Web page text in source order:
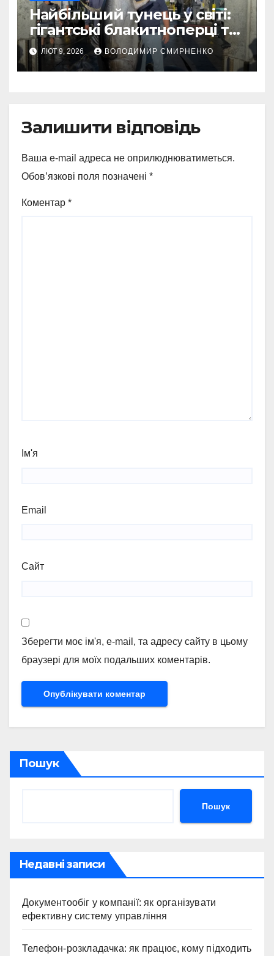
Найбільший тунець у світі:
гігантські блакитноперці та
легендарні рекорди
ЛЮТ 9, 2026 ВОЛОДИМИР СМИРНЕНКО
Залишити відповідь
Ваша e-mail адреса не оприлюднюватиметься.
Обов’язкові поля позначені *
Коментар *
Ім'я
Email
Сайт
Зберегти моє ім'я, e-mail, та адресу сайту в цьому
браузері для моїх подальших коментарів.
Пошук
Пошук
Недавні записи
Документообіг у компанії: як організувати
ефективну систему управління
Телефон-розкладачка: як працює, кому підходить